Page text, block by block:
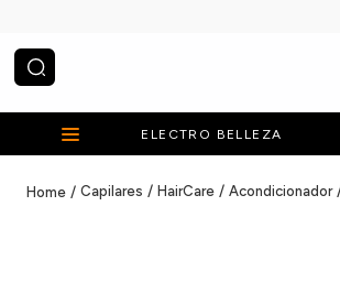
¿Qué estás buscando?
ELECTRO BELLEZA
Capilares HairCare Acondicionador